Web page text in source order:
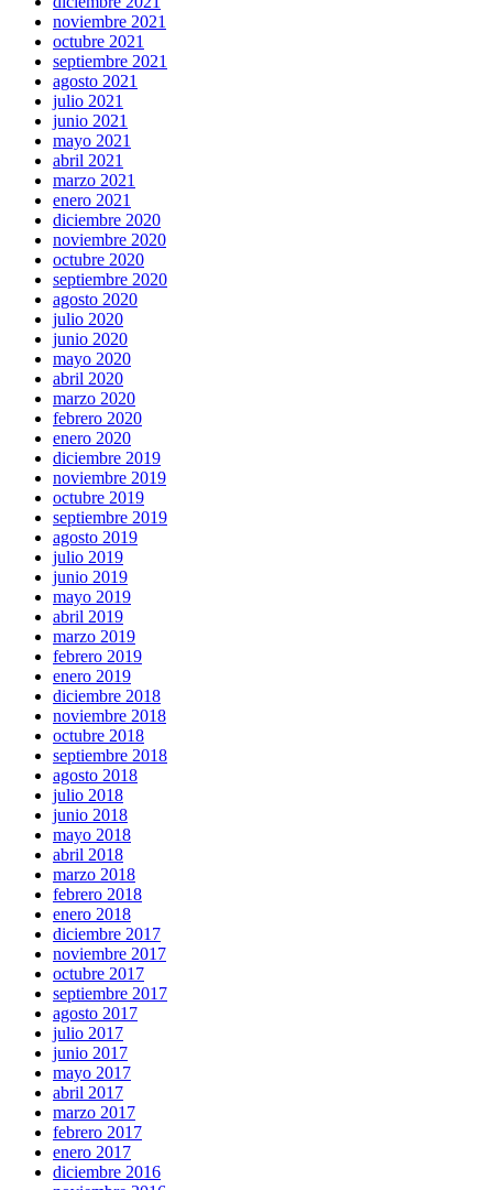
noviembre 2021
octubre 2021
septiembre 2021
agosto 2021
julio 2021
junio 2021
mayo 2021
abril 2021
marzo 2021
enero 2021
diciembre 2020
noviembre 2020
octubre 2020
septiembre 2020
agosto 2020
julio 2020
junio 2020
mayo 2020
abril 2020
marzo 2020
febrero 2020
enero 2020
diciembre 2019
noviembre 2019
octubre 2019
septiembre 2019
agosto 2019
julio 2019
junio 2019
mayo 2019
abril 2019
marzo 2019
febrero 2019
enero 2019
diciembre 2018
noviembre 2018
octubre 2018
septiembre 2018
agosto 2018
julio 2018
junio 2018
mayo 2018
abril 2018
marzo 2018
febrero 2018
enero 2018
diciembre 2017
noviembre 2017
octubre 2017
septiembre 2017
agosto 2017
julio 2017
junio 2017
mayo 2017
abril 2017
marzo 2017
febrero 2017
enero 2017
diciembre 2016